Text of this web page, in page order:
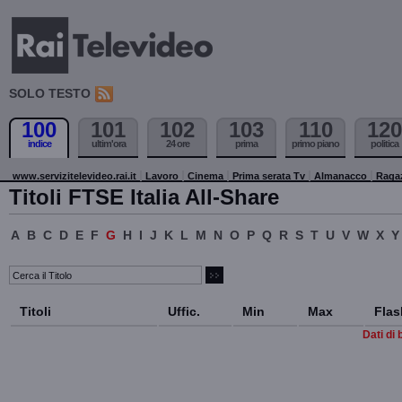
SOLO TESTO
100
indice
101
ultim'ora
102
24 ore
103
prima
110
primo piano
120
politica
www.servizitelevideo.rai.it Lavoro Cinema Prima serata Tv Almanacco
Titoli FTSE Italia All-Share
A B C D E F G H I J K L M N O P Q R S T U V W X Y
Titoli Uffic. Min Max
Dati di